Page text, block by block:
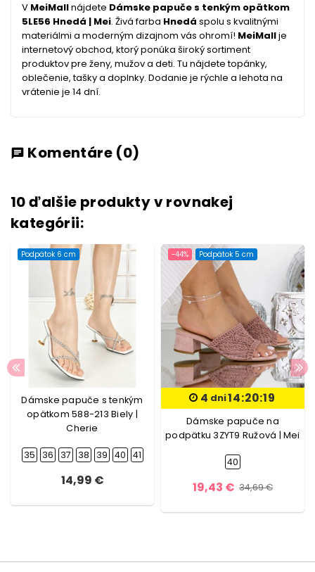
V MeiMallnájdete Dámske papuče s tenkým opätkom
5LE56 Hnedá | Mei. Živá farba Hnedá spolu s kvalitnými
materiálmi a moderným dizajnom vás ohromí! MeiMallje
internetový obchod, ktorý ponúka široký sortiment
produktov pre ženy, mužov a deti. Tu nájdete topánky,
oblečenie, tašky a doplnky. Dodanie je rýchle a lehota na
vrátenie je 14 dní.
chat Komentáre (0)
10 ďalšie produkty v rovnakej
kategórii:
Podpätok 6 cm
Dámske papuče s tenkým
opätkom 588-213 Biely |
Cherie
35 36 37 38 39 40 41
14,99 €
-44% Podpätok 5 cm
4 dni14:20:19
Dámske papuče na
podpätku 3ZYT9 Ružová | Mei
40
19,43 € 34,69 €